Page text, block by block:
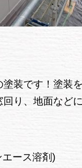
装です！塗装
回り、地面など
ース溶剤)